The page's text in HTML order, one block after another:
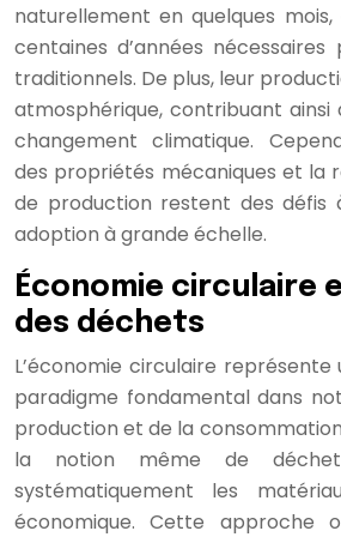
naturellement en quelques
centaines d’années
traditionnels. De plus, leur
atmosphérique, contribuant
changement climatique.
des propriétés mécaniques et la
de production restent des défis
adoption à grande échelle.
Économie circulaire
des déchets
L’économie circulaire
paradigme fondamental dans
production et de la
la notion même de
systématiquement les
économique. Cette approche